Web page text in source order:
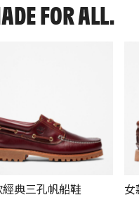
FOR ALL.
經典三孔帆船鞋 女